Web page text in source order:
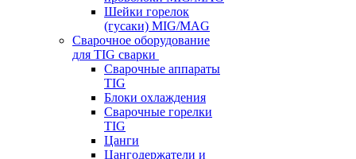
Шейки горелок
(гусаки) MIG/MAG
Сварочное оборудование
для TIG сварки
Сварочные аппараты
TIG
Блоки охлаждения
Сварочные горелки
TIG
Цанги
Цангодержатели и